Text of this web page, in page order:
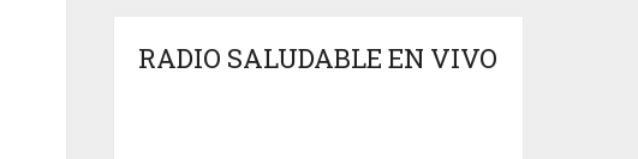
RADIO SALUDABLE EN VIVO